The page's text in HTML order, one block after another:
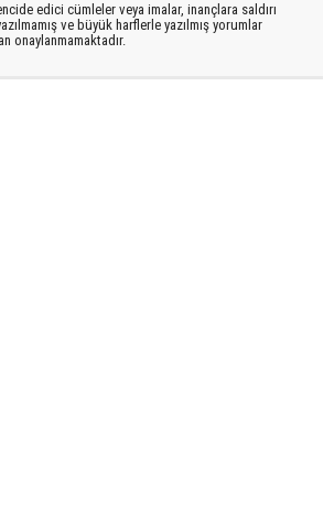
edici cümleler veya imalar, inançlara saldırı
ve büyük harflerle yazılmış yorumlar
onaylanmamaktadır.